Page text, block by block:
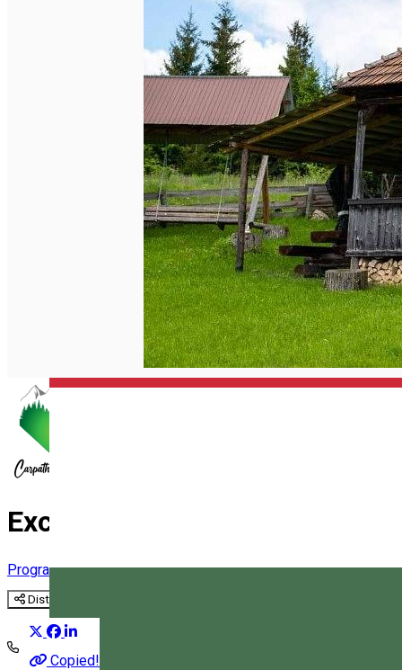
Închirieri de biciclete
Excursie ecoturistică Toplița –
Program turistic
Distribuie
Copied!